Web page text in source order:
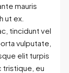
mauris
ut ex.
tincidunt vel
vulputate,
elit turpis
tristique, eu